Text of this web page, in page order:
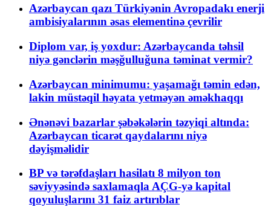
Azərbaycan qazı Türkiyənin Avropadakı enerji
ambisiyalarının əsas elementinə çevrilir
Diplom var, iş yoxdur: Azərbaycanda təhsil
niyə gənclərin məşğulluğuna təminat vermir?
Azərbaycan minimumu: yaşamağı təmin edən,
lakin müstəqil həyata yetməyən əməkhaqqı
Ənənəvi bazarlar şəbəkələrin təzyiqi altında:
Azərbaycan ticarət qaydalarını niyə
dəyişməlidir
BP və tərəfdaşları hasilatı 8 milyon ton
səviyyəsində saxlamaqla AÇG-yə kapital
qoyuluşlarını 31 faiz artırıblar